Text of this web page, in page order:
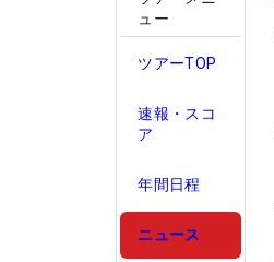
ュー
ツアーTOP
速報・スコ
ア
年間日程
ニュース